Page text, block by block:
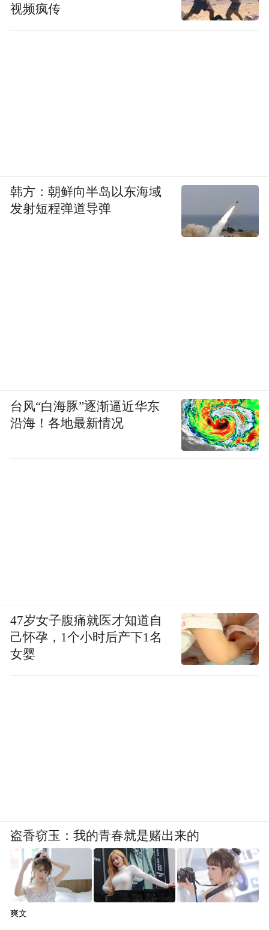
视频疯传
韩方：朝鲜向半岛以东海域
发射短程弹道导弹
台风“白海豚”逐渐逼近华东
沿海！各地最新情况
47岁女子腹痛就医才知道自
己怀孕，1个小时后产下1名
女婴
盗香窃玉：我的青春就是赌出来的
爽文